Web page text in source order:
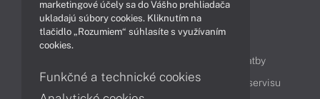
Obsah
Možnosti doručenia a platby
Podpora a servis
Servisné služby Cenník servisu
marketingové účely sa do Vášho prehliadača
ukladajú súbory cookies. Kliknutím na
tlačidlo „Rozumiem“ súhlasíte s využívaním
cookies.
Funkčné a technické cookies